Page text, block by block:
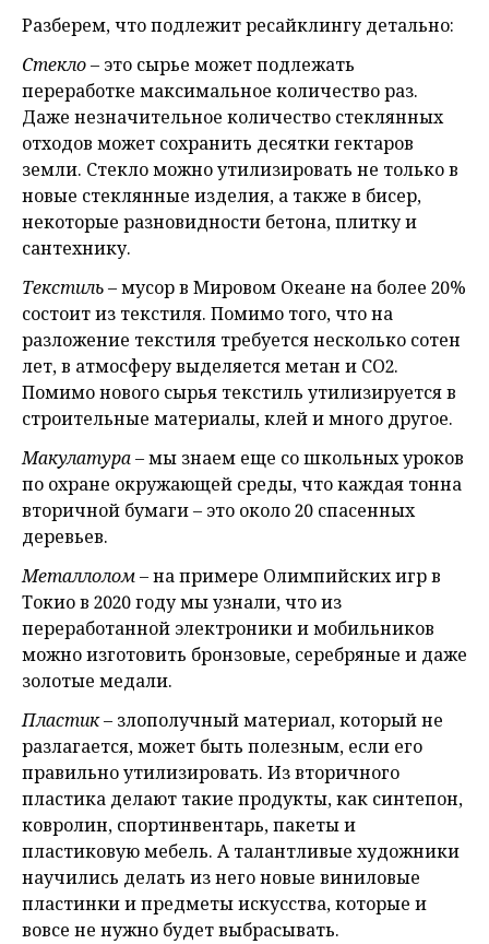
Разберем, что подлежит ресайклингу детально:
Стекло– это сырье может подлежать
переработке максимальное количество раз.
Даже незначительное количество стеклянных
отходов может сохранить десятки гектаров
земли. Стекло можно утилизировать не только в
новые стеклянные изделия, а также в бисер,
некоторые разновидности бетона, плитку и
сантехнику.
Текстиль– мусор в Мировом Океане на более 20%
состоит из текстиля. Помимо того, что на
разложение текстиля требуется несколько сотен
лет, в атмосферу выделяется метан и СО2.
Помимо нового сырья текстиль утилизируется в
строительные материалы, клей и много другое.
Макулатура– мы знаем еще со школьных уроков
по охране окружающей среды, что каждая тонна
вторичной бумаги – это около 20 спасенных
деревьев.
Металлолом– на примере Олимпийских игр в
Токио в 2020 году мы узнали, что из
переработанной электроники и мобильников
можно изготовить бронзовые, серебряные и даже
золотые медали.
Пластик– злополучный материал, который не
разлагается, может быть полезным, если его
правильно утилизировать. Из вторичного
пластика делают такие продукты, как синтепон,
ковролин, спортинвентарь, пакеты и
пластиковую мебель. А талантливые художники
научились делать из него новые виниловые
пластинки и предметы искусства, которые и
вовсе не нужно будет выбрасывать.